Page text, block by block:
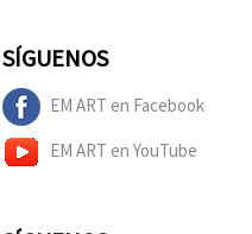
SÍGUENOS
EM ART en Facebook
EM ART en YouTube